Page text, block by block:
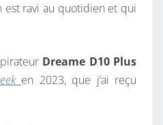
A
U
R
A
S
est ravi au quotidien et qui
Dreame D10 Plus
en 2023, que j’ai reçu